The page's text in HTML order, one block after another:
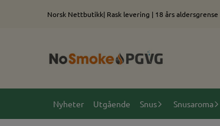
Hopp til innholdNorsk Nettbutikk| Rask levering | 18 års aldersgrense
Nyheter Utgående Snus Snusaroma